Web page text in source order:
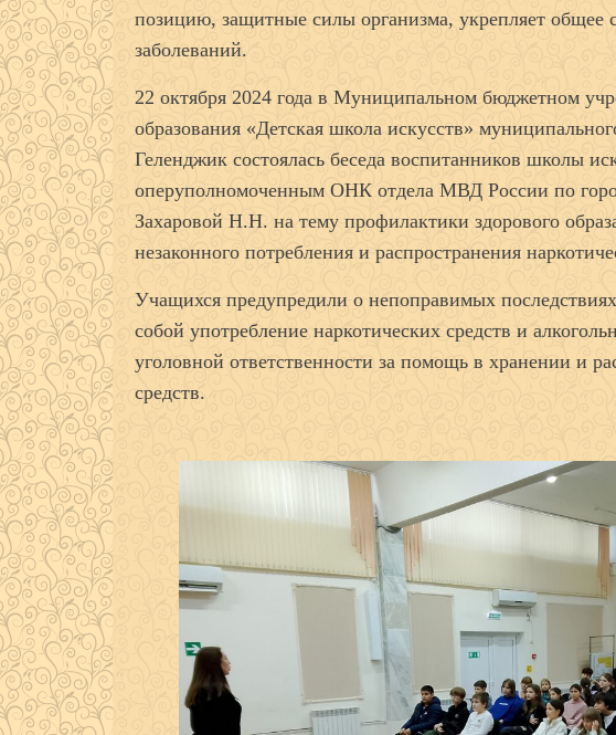
позицию, защитные силы организма, укрепляет общее
заболеваний.
22 октября 2024 года в Муниципальном бюджетном
образования «Детская школа искусств»
Геленджик состоялась беседа воспитанников школы
оперуполномоченным ОНК отдела МВД России по
Захаровой Н.Н. на тему профилактики здорового
незаконного потребления и распространения
Учащихся предупредили о непоправимых последствиях
собой употребление наркотических средств и
уголовной ответственности за помощь в хранении и
средств.